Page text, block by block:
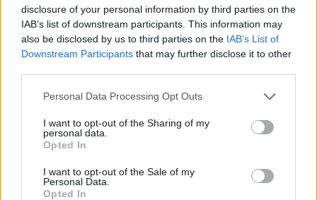
disclosure of your personal information by third parties on the
IAB’s list of downstream participants. This information may
also be disclosed by us to third parties on the IAB’s List of
Downstream Participants that may further disclose it to other
Personal Data Processing Opt Outs
I want to opt-out of the Sharing of my
personal data.
Opted In
I want to opt-out of the Sale of my
Personal Data.
Opted In
Εξωδικαστικός Μηχανισμός: Οι
ρυθμίσεις οφειλών ξεπέρασαν τα
20 δισ. ευρώ
05/08/26 16:28
Ηλεκτρονική τιμολόγηση: Ξεκινά
μικρομεσαίες επιχειρήσεις – Τι
ισχύει από την 1η Οκτωβρίου